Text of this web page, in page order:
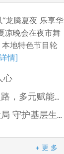
龙腾夏夜 乐享华
凉晚会在夜市舞
地特色节目轮
情]
心
乡村文旅新体验
基层生命安全
+ 更 多